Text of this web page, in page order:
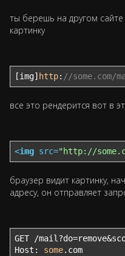
ты берешь на другом
картинку
[img] http: //some.com/
все это рендерится вот в
<img src="http://
браузер видит картинку,
адресу, он отправляет
GET /
Host: some.com